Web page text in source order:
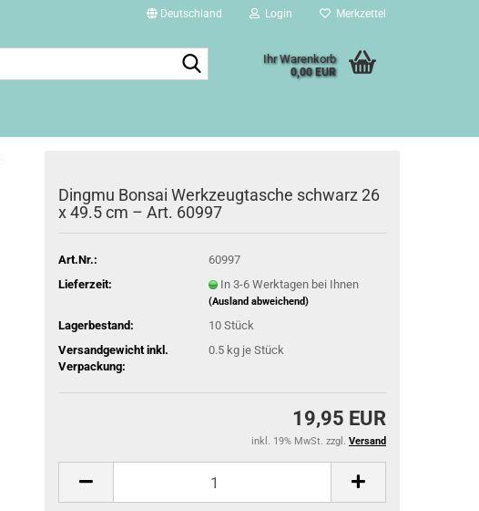
Deutschland Login Merkzettel
Ihr Warenkorb
0,00 EUR
Dingmu Bonsai Werkzeugtasche schwarz 26
x 49.5 cm – Art. 60997
Art.Nr.:
60997
Lieferzeit:
In 3-6 Werktagen bei Ihnen
(Ausland abweichend)
Lagerbestand: 10 Stück
Versandgewicht inkl.
Verpackung:
0.5 kg je Stück
19,95 EUR
inkl. 19% MwSt. zzgl. Versand